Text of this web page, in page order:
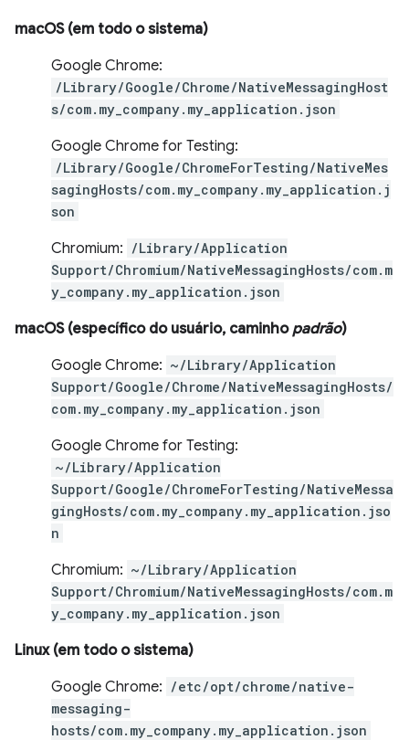
macOS (em todo o sistema)
Google Chrome:
/Library/Google/Chrome/NativeMessagingHost
s/com.my_company.my_application.json
Google Chrome for Testing:
/Library/Google/ChromeForTesting/NativeMes
sagingHosts/com.my_company.my_application.j
son
Chromium: /Library/Application
Support/Chromium/NativeMessagingHosts/com.m
y_company.my_application.json
macOS (específico do usuário, caminhopadrão)
Google Chrome: ~/Library/Application
Support/Google/Chrome/NativeMessagingHosts/
com.my_company.my_application.json
Google Chrome for Testing:
~/Library/Application
Support/Google/ChromeForTesting/NativeMessa
gingHosts/com.my_company.my_application.jso
n
Chromium: ~/Library/Application
Support/Chromium/NativeMessagingHosts/com.m
y_company.my_application.json
Linux (em todo o sistema)
Google Chrome: /etc/opt/chrome/native-
messaging-
hosts/com.my_company.my_application.json